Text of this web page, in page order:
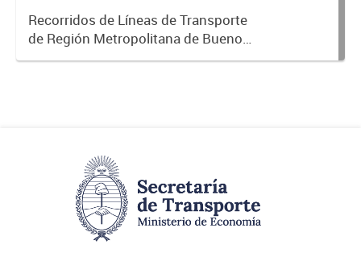
Buenos Aires (RMBA)
Transporte, Estudio y Sistemas
Recorridos de Líneas de Transporte
de Región Metropolitana de Buenos
Aires (RMBA).-